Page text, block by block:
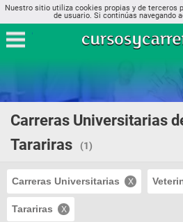
Nuestro sitio utiliza cookies propias y de terceros
de usuario. Si continúas navegando
Carreras Universitarias
Tarariras
(1)
Carreras Universitarias
Tarariras